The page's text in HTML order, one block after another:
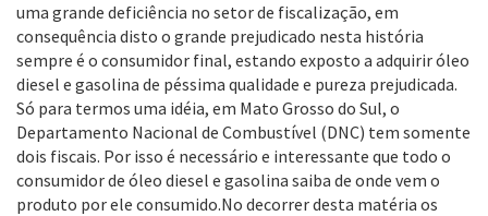
uma grande deficiência no setor de fiscalização, em
consequência disto o grande prejudicado nesta história
sempre é o consumidor final, estando exposto a adquirir óleo
diesel e gasolina de péssima qualidade e pureza prejudicada.
Só para termos uma idéia, em Mato Grosso do Sul, o
Departamento Nacional de Combustível (DNC) tem somente
dois fiscais. Por isso é necessário e interessante que todo o
consumidor de óleo diesel e gasolina saiba de onde vem o
produto por ele consumido.No decorrer desta matéria os